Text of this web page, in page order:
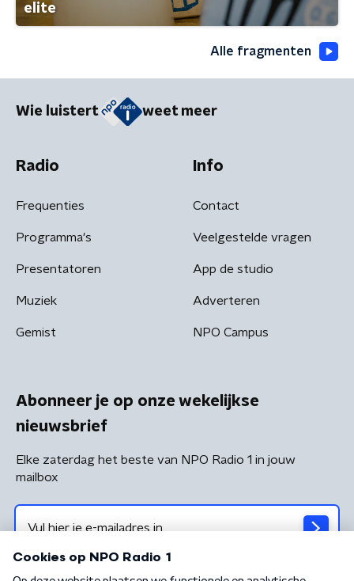
elite
Alle fragmenten
Wie luistert weet meer
Radio
Frequenties
Programma's
Presentatoren
Muziek
Gemist
Info
Contact
Veelgestelde vragen
App de studio
Adverteren
NPO Campus
Abonneer je op onze wekelijkse
nieuwsbrief
Elke zaterdag het beste van NPO Radio 1 in jouw
mailbox